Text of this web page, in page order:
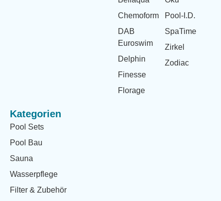
Chemoform
DAB
Euroswim
Delphin
Finesse
Florage
Pool-I.D.
SpaTime
Zirkel
Zodiac
Kategorien
Pool Sets
Pool Bau
Sauna
Wasserpflege
Filter & Zubehör